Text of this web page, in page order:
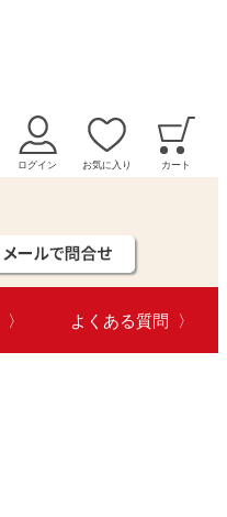
カート
お気に入り
ログイン
よくある質問